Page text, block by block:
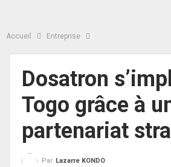
Accueil Entreprise
Dosatron
Togo grâce à
partenariat
Par Lazarre KONDO